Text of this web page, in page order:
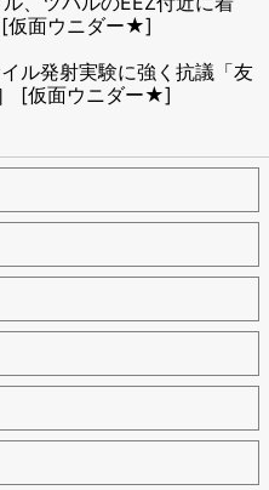
仮面ウニダー★]
ル発射実験に強く抗議「友
[仮面ウニダー★]